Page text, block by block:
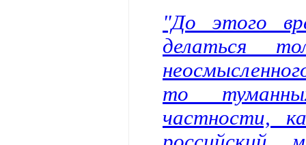
"До этого
делаться
то
частности,